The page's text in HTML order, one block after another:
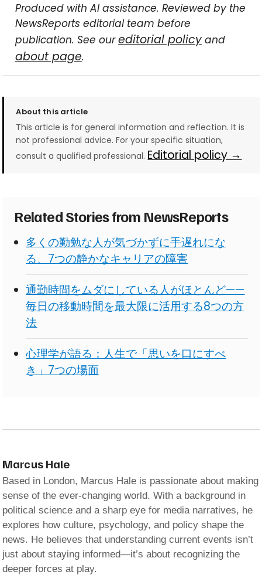
Produced with AI assistance. Reviewed by the
NewsReports editorial team before
publication. See oureditorial policyand
about page.
About this article
This article is for general information and reflection. It is
not professional advice. For your specific situation,
consult a qualified professional. Editorial policy →
Related Stories from NewsReports
多くの勤勉な人が気づかずに手遅れにな
る、7つの静かなキャリアの障害
通勤時間をムダにしている人がほとんど——
毎日の移動時間を最大限に活用する8つの方
法
心理学が語る：人生で「思いを口にすべ
き」7つの場面
Marcus Hale
Based in London, Marcus Hale is passionate about making
sense of the ever-changing world. With a background in
political science and a sharp eye for media narratives, he
explores how culture, psychology, and policy shape the
news. He believes that understanding current events isn’t
just about staying informed—it’s about recognizing the
deeper forces at play.